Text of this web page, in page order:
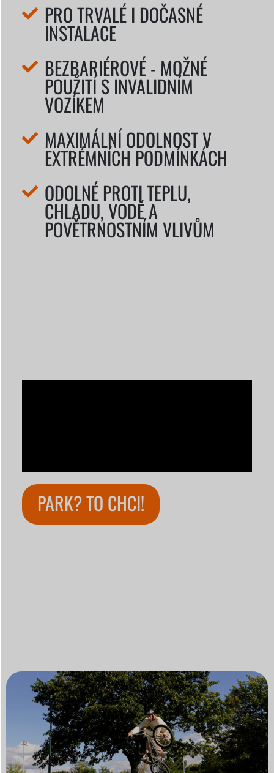
PRO TRVALÉ I DOČASNÉ
INSTALACE
BEZBARIÉROVÉ - MOŽNÉ
POUŽITÍ S INVALIDNÍM
VOZÍKEM
MAXIMÁLNÍ ODOLNOST V
EXTRÉMNÍCH PODMÍNKÁCH
ODOLNÉ PROTI TEPLU,
CHLADU, VODĚ A
POVĚTRNOSTNÍM VLIVŮM
PARK? TO CHCI!